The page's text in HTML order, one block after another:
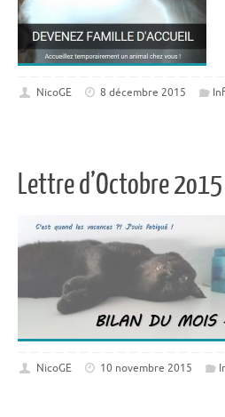
NicoGE 8 décembre 2015
Lettre d’Octobre 2o15
NicoGE 10 novembre 2015